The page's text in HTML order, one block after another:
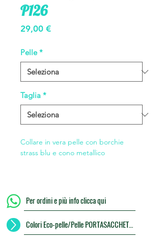
P126
29,00 €Prezzo
Pelle *
Taglia *
Collare in vera pelle con borchie
strass blu e cono metallico
Per ordini e più info clicca qui
Colori Eco-pelle/Pelle PORTASACCHETTI